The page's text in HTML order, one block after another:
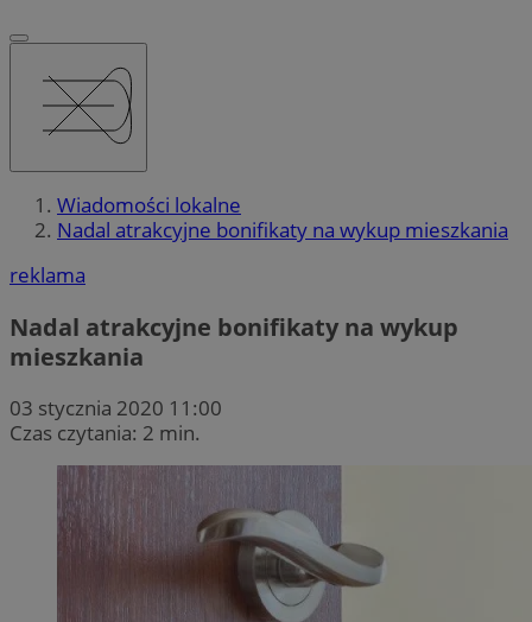
Wiadomości lokalne
Nadal atrakcyjne bonifikaty na wykup mieszkania
reklama
Nadal atrakcyjne bonifikaty na wykup
mieszkania
03 stycznia 2020 11:00
Czas czytania: 2 min.